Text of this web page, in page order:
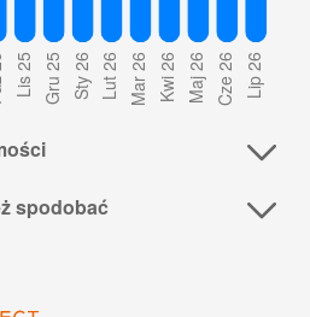
spodobać